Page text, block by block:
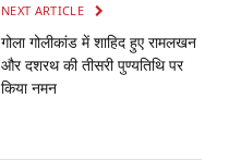
NEXT ARTICLE
गोला गोलीकांड में शाहिद हुए रामलखन
और दशरथ की तीसरी पुण्यतिथि पर
किया नमन